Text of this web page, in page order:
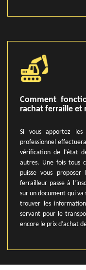
Comment
rachat ferraille et
Si vous apportez
professionnel
vérification de l’état
autres. Une fois tous
puisse vous
ferrailleur passe à
sur un document qui va
trouver les
servant pour le
encore le prix d’achat